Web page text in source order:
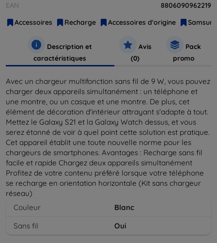
EAN
8806090962219
Accessoires
Recharge Accessoires d'origine
Description et
caractéristiques
Avis
(0)
Pack
promo
Avec un chargeur multifonction sans fil de 9 W, vous pouvez
charger deux appareils simultanément : un téléphone et
une montre, ou un casque et une montre. De plus, cet
élément de décoration d'intérieur attrayant s'adapte à tout.
Mettez le Galaxy S21 et la Galaxy Watch dessus, et vous
serez étonné de voir à quel point cette solution est pratique.
Cet appareil établit une toute nouvelle norme pour les
chargeurs de smartphones. Avantages : Recharge sans fil
facile et rapide Chargez deux appareils simultanément
Profitez de votre contenu préféré lorsque votre téléphone
se recharge en orientation horizontale (Kit sans chargeur
réseau)
Couleur
Blanc
Sans fil
Oui